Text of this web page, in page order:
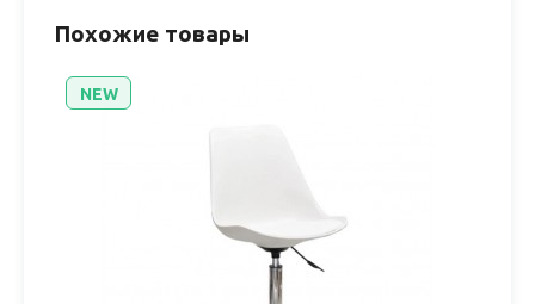
Похожие товары
NEW